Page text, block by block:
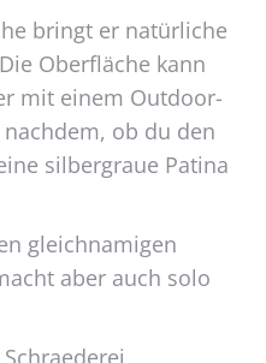
gewählt
werden
bringt er natürliche
Oberfläche kann
mit einem Outdoor-
ob du den
silbergraue Patina
gleichnamigen
aber auch solo